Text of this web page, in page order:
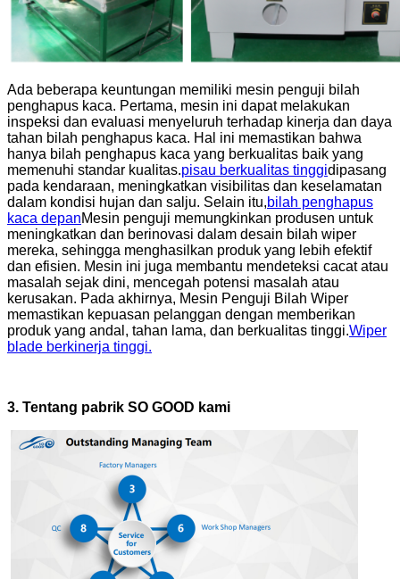
Ada beberapa keuntungan memiliki mesin penguji bilah
penghapus kaca. Pertama, mesin ini dapat melakukan
inspeksi dan evaluasi menyeluruh terhadap kinerja dan daya
tahan bilah penghapus kaca. Hal ini memastikan bahwa
hanya bilah penghapus kaca yang berkualitas baik yang
memenuhi standar kualitas.pisau berkualitas tinggidipasang
pada kendaraan, meningkatkan visibilitas dan keselamatan
dalam kondisi hujan dan salju. Selain itu,bilah penghapus
kaca depanMesin penguji memungkinkan produsen untuk
meningkatkan dan berinovasi dalam desain bilah wiper
mereka, sehingga menghasilkan produk yang lebih efektif
dan efisien. Mesin ini juga membantu mendeteksi cacat atau
masalah sejak dini, mencegah potensi masalah atau
kerusakan. Pada akhirnya, Mesin Penguji Bilah Wiper
memastikan kepuasan pelanggan dengan memberikan
produk yang andal, tahan lama, dan berkualitas tinggi.Wiper
blade berkinerja tinggi.
3. Tentang pabrik SO GOOD kami